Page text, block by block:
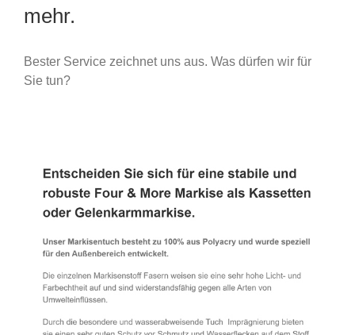
mehr.
Bester Service zeichnet uns aus. Was dürfen wir für
Sie tun?